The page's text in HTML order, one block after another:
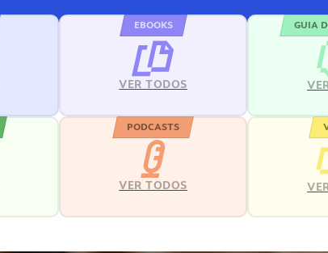
EBOOKS
VER TODOS
GUIA
PODCASTS
VER TODOS